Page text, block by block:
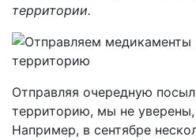
территории.
Отправляя очередную
территорию, мы не уверены,
Например, в сентябре